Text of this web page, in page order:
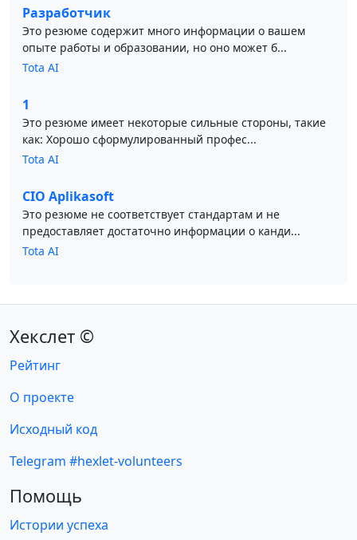
Разработчик
Это резюме содержит много информации о вашем
опыте работы и образовании, но оно может б...
Tota AI
1
Это резюме имеет некоторые сильные стороны, такие
как: Хорошо сформулированный профес...
Tota AI
CIO Aplikasoft
Это резюме не соответствует стандартам и не
предоставляет достаточно информации о канди...
Tota AI
Хекслет ©
Рейтинг
О проекте
Исходный код
Telegram #hexlet-volunteers
Помощь
Истории успеха